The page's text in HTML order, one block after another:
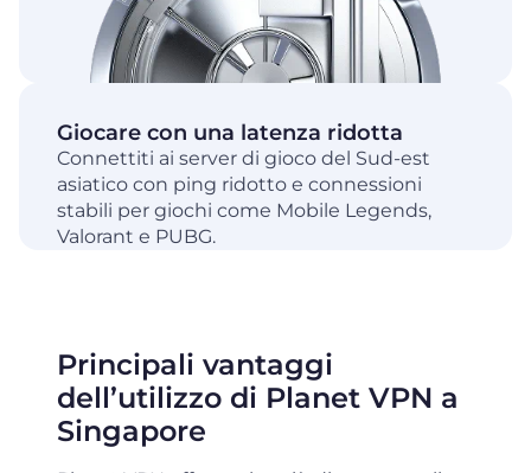
Giocare con una latenza ridotta
Connettiti ai server di gioco del Sud-est
asiatico con ping ridotto e connessioni
stabili per giochi come Mobile Legends,
Valorant e PUBG.
Principali vantaggi
dell’utilizzo di Planet VPN a
Singapore